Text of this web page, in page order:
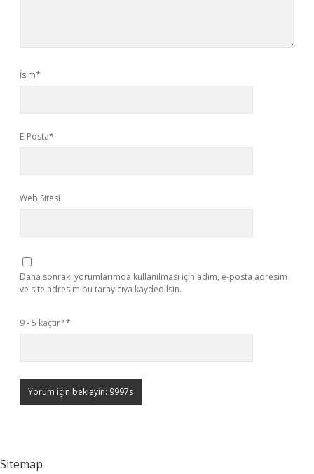
İsim*
E-Posta*
Web Sitesi
Daha sonraki yorumlarımda kullanılması için adım, e-posta adresim
ve site adresim bu tarayıcıya kaydedilsin.
9 - 5 kaçtır?*
Sitemap